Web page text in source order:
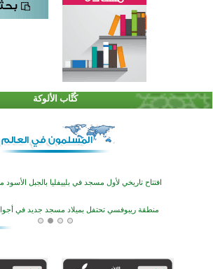
كُتَّاب الألوكة
اختتام الدورة التاسعة لمسابقة حفظ وتلاوة القرآن
تيسليتش تختتم برنامجا تعليميا لتعزيز القيم وبناء
اختتام منافسات قرآنية متميزة في بنغلاديش بمشاركة 3000
أكبر مشروع إسلامي في ريف أستراليا يفتتح أبوابه بعد